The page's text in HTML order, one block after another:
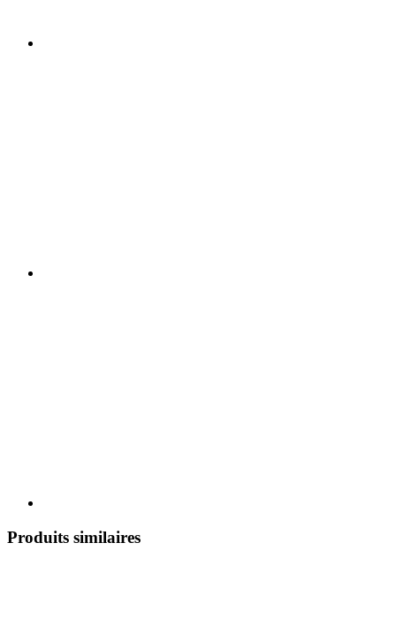
Produits similaires